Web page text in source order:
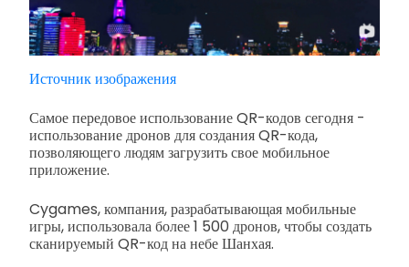
Источник изображения
Самое передовое использование QR-кодов сегодня -
использование дронов для создания QR-кода,
позволяющего людям загрузить свое мобильное
приложение.
Cygames, компания, разрабатывающая мобильные
игры, использовала более 1 500 дронов, чтобы создать
сканируемый QR-код на небе Шанхая.